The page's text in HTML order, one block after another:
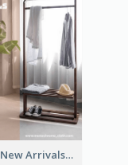
Simple New Arrivals Flyer For The Coming Year